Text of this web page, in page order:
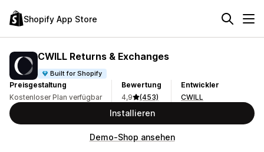
Shopify App Store
CWILL Returns & Exchanges
Built for Shopify
Preisgestaltung
Kostenloser Plan verfügbar
Bewertung
4,9
(453)
Entwickler
CWILL
Installieren
Demo-Shop ansehen